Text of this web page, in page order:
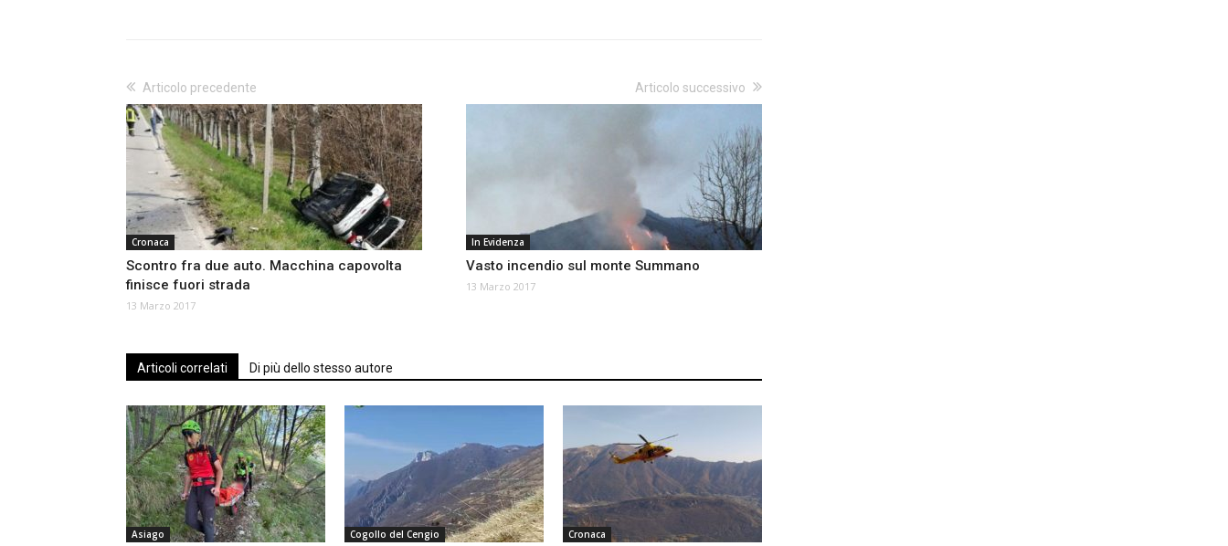
Articolo precedente
Cronaca
Scontro fra due auto. Macchina capovolta
finisce fuori strada
13 Marzo 2017
Articolo successivo
In Evidenza
Vasto incendio sul monte Summano
13 Marzo 2017
Articoli correlati Di più dello stesso autore
Asiago Cogollo del Cengio Cronaca